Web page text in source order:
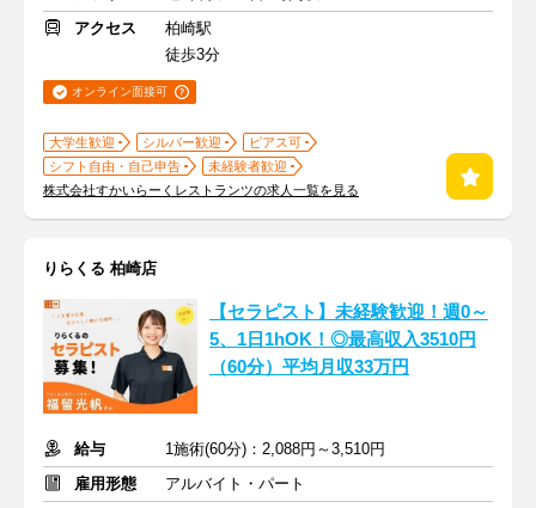
アクセス
柏崎駅
徒歩3分
オンライン面接可
大学生歓迎 シルバー歓迎
ピアス可
シフト自由・自己申告
未経験者歓迎
株式会社すかいらーくレストランツの求人一覧を見る
りらくる 柏崎店
【セラピスト】未経験歓迎！週0～
5、1日1hOK！◎最高収入3510円
（60分）平均月収33万円
給与
1施術(60分)：2,088円～3,510円
雇用形態
アルバイト・パート